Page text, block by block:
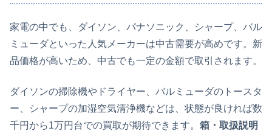
家電の中でも、ダイソン、パナソニック、シャープ、バル
ミューダといった人気メーカーは中古需要が高めです。新
品価格が高いため、中古でも一定の金額で取引されます。
ダイソンの掃除機やドライヤー、バルミューダのトースタ
ー、シャープの加湿空気清浄機などは、状態が良ければ数
千円から1万円台での買取が期待できます。 箱・取扱説明